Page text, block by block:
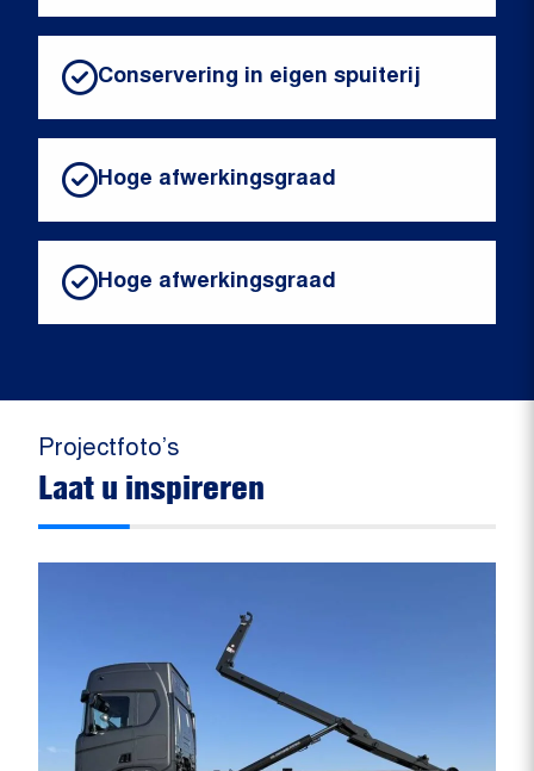
Conservering in eigen spuiterij
Hoge afwerkingsgraad
Hoge afwerkingsgraad
Projectfoto’s
Laat u inspireren